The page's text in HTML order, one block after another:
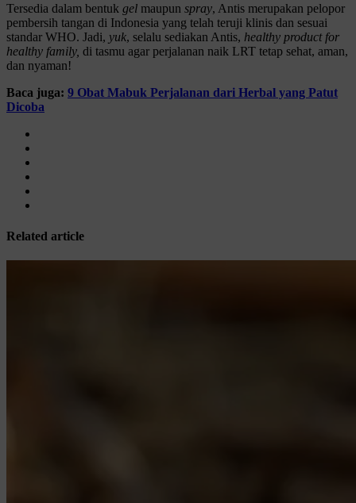
Tersedia dalam bentuk gel maupun spray, Antis merupakan pelopor
pembersih tangan di Indonesia yang telah teruji klinis dan sesuai
standar WHO. Jadi, yuk, selalu sediakan Antis, healthy product for
healthy family, di tasmu agar perjalanan naik LRT tetap sehat, aman,
dan nyaman!
Baca juga: 9 Obat Mabuk Perjalanan dari Herbal yang Patut
Dicoba
Related article